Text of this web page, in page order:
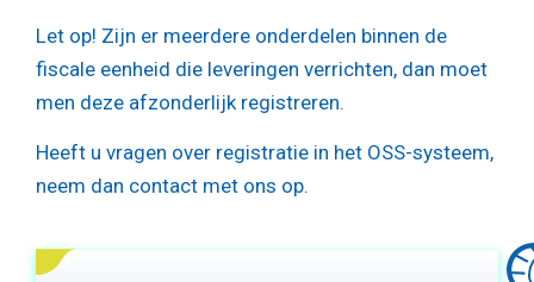
Let op! Zijn er meerdere onderdelen binnen de
fiscale eenheid die leveringen verrichten, dan moet
men deze afzonderlijk registreren.
Heeft u vragen over registratie in het OSS-systeem,
neem dan contact met ons op.